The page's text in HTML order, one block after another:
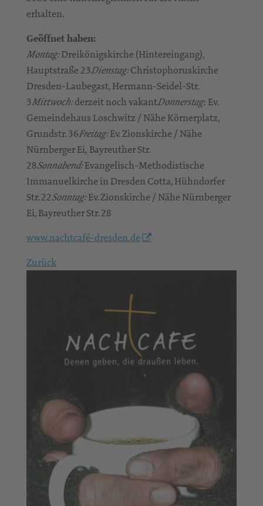
erhalten.
Geöffnet haben:
Montag:Dreikönigskirche (Hintereingang),
Hauptstraße 23Dienstag:Christophoruskirche
Dresden-Laubegast, Hermann-Seidel-Str.
3Mittwoch:derzeit noch vakantDonnerstag: Ev.
Gemeindehaus Loschwitz / Nähe Körnerplatz,
Grundstr. 36Freitag:Ev. Zionskirche / Nähe
Nürnberger Ei, Bayreuther Str.
28Sonnabend:Evangelisch-Methodistische
Immanuelkirche in Dresden Cotta, Hühndorfer
Str. 22Sonntag:Ev. Zionskirche / Nähe Nürnberger
Ei, Bayreuther Str. 28
www.nachtcafé-dresden.de
Zurück